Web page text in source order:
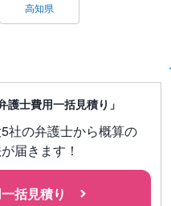
高知県
士費用一括見積り」
社の弁護士から概算の
届きます！
括見積り